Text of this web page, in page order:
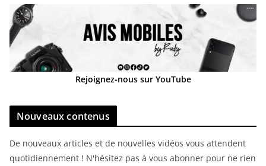
Rejoignez-nous sur YouTube
Nouveaux contenus
De nouveaux articles et de nouvelles vidéos vous attendent
quotidiennement ! N'hésitez pas à vous abonner pour ne rien